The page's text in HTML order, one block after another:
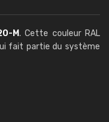
M. Cette couleur RAL
fait partie du système